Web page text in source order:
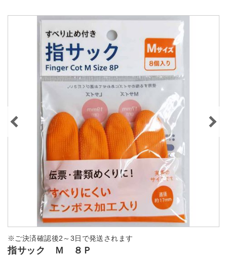
※ご決済確認後2～3日で発送されます
指サック Ｍ ８Ｐ